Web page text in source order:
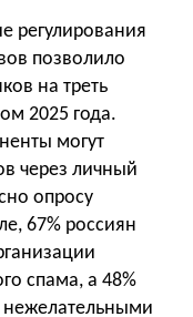
регулирования
позволило
на треть
2025 года.
могут
через личный
опросу
67% россиян
спама, а 48%
нежелательными